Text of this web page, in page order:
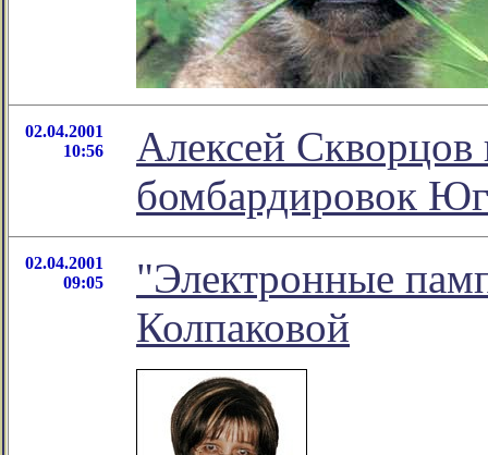
02.04.2001
10:56
Алексей Скворцов
бомбардировок
02.04.2001
09:05
"Электронные
Колпаковой